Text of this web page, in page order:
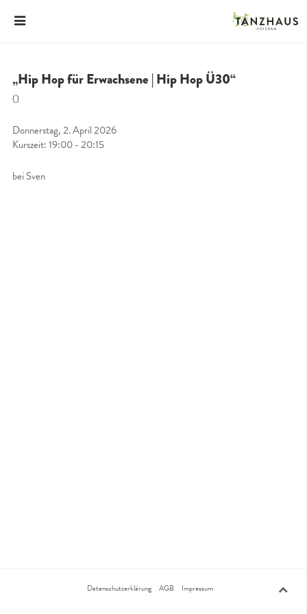
„Hip Hop für Erwachsene | Hip Hop Ü30“
()
Donnerstag, 2. April 2026
Kurszeit: 19:00 - 20:15
bei Sven
Datenschutzerklärung AGB Impressum